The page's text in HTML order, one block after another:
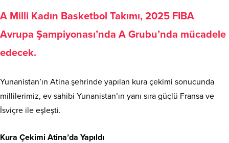
A Milli Kadın Basketbol Takımı, 2025 FIBA
Avrupa Şampiyonası’nda A Grubu’nda mücadele
edecek.
Yunanistan’ın Atina şehrinde yapılan kura çekimi sonucunda
millilerimiz, ev sahibi Yunanistan’ın yanı sıra güçlü Fransa ve
İsviçre ile eşleşti.
Kura Çekimi Atina’da Yapıldı